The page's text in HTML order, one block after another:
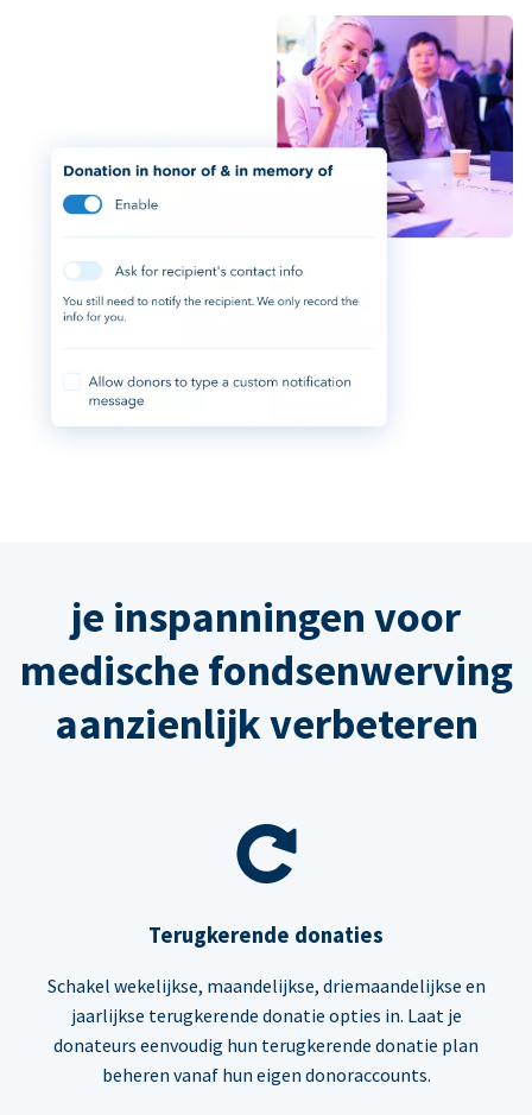
je inspanningen voor
medische fondsenwerving
aanzienlijk verbeteren
Terugkerende donaties
Schakel wekelijkse, maandelijkse, driemaandelijkse en
jaarlijkse terugkerende donatie opties in. Laat je
donateurs eenvoudig hun terugkerende donatie plan
beheren vanaf hun eigen donoraccounts.